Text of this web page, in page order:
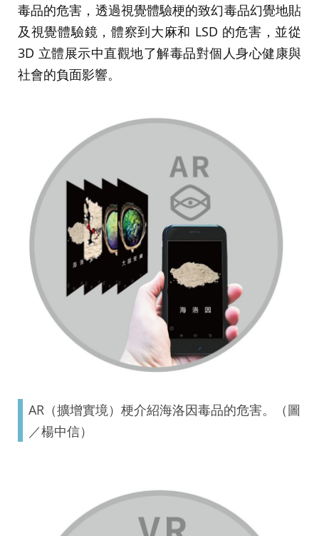
毒品的危害，透過視覺體驗梗的致幻毒品幻覺地貼
及視覺體驗鏡，體察到大麻和 LSD 的危害，並從
3D 立體展示中直觀地了解毒品對個人身心健康與
社會的負面影響。
AR（擴增實境）梗介紹海洛因毒品的危害。（圖
／楊中信）